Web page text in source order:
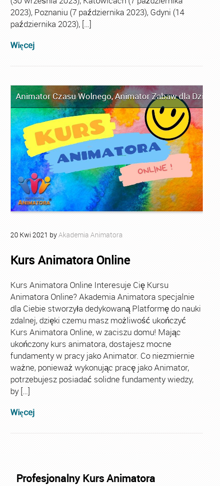
2023), Poznaniu (7 października 2023), Gdyni (14
października 2023), […]
Więcej
Animator Czasu Wolnego,Animator Zabaw dla Dzieci
20 Kwi 2021 byAkademia Animatora
Kurs Animatora Online
Kurs Animatora Online Interesuje Cię Kursu
Animatora Online? Akademia Animatora specjalnie
dla Ciebie stworzyła dedykowaną Platformę do nauki
zdalnej, dzięki czemu masz możliwość ukończyć
Kurs Animatora Online, w zaciszu domu! Mając
ukończony kurs animatora, dostajesz mocne
fundamenty w pracy jako Animator. Co niezmiernie
ważne, ponieważ wykonując pracę jako Animator,
potrzebujesz posiadać solidne fundamenty wiedzy,
by […]
Więcej
Profesjonalny Kurs Animatora